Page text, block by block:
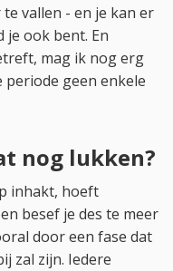
vallen - en je kan er
je ook bent. En
mag ik nog erg
periode geen enkele
nog lukken?
inhakt, hoeft
besef je des te meer
door een fase dat
zal zijn. Iedere